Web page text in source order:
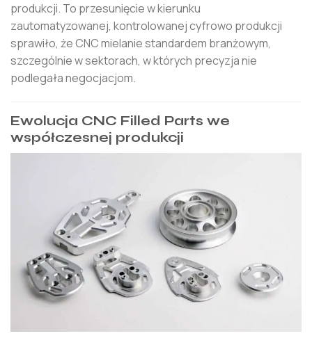
produkcji. To przesunięcie w kierunku
zautomatyzowanej, kontrolowanej cyfrowo produkcji
sprawiło, że CNC mielanie standardem branżowym,
szczególnie w sektorach, w których precyzja nie
podlegała negocjacjom.
Ewolucja CNC Filled Parts we
współczesnej produkcji